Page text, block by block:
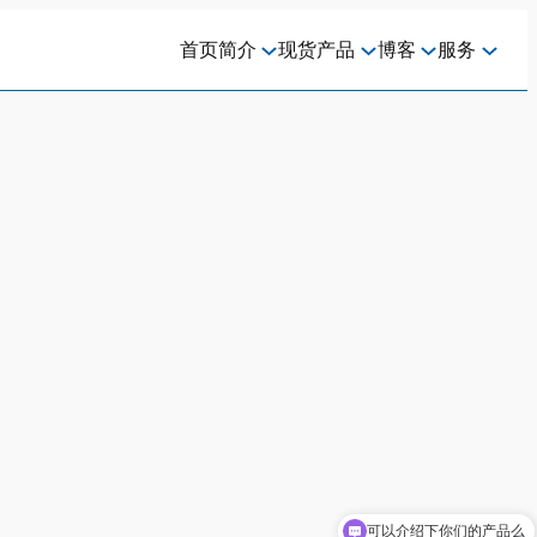
首页简介 现货产品 博客 服务
可以介绍下你们的产品么